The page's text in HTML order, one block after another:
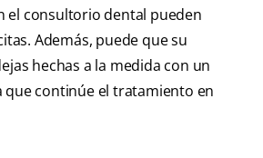
el consultorio dental pueden
Además, puede que su
hechas a la medida con un
que continúe el tratamiento en